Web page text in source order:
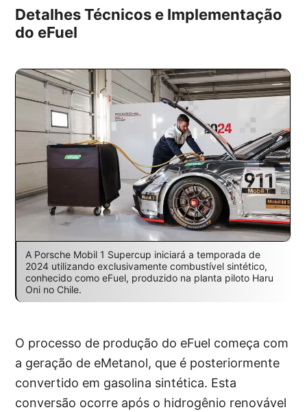
Detalhes Técnicos e Implementação
do eFuel
A Porsche Mobil 1 Supercup iniciará a temporada de
2024 utilizando exclusivamente combustível sintético,
conhecido como eFuel, produzido na planta piloto Haru
Oni no Chile.
O processo de produção do eFuel começa com
a geração de eMetanol, que é posteriormente
convertido em gasolina sintética. Esta
conversão ocorre após o hidrogênio renovável